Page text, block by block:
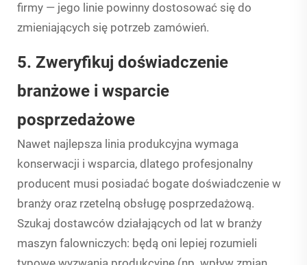
firmy — jego linie powinny dostosować się do
zmieniających się potrzeb zamówień.
5. Zweryfikuj doświadczenie
branżowe i wsparcie
posprzedażowe
Nawet najlepsza linia produkcyjna wymaga
konserwacji i wsparcia, dlatego profesjonalny
producent musi posiadać bogate doświadczenie w
branży oraz rzetelną obsługę posprzedażową.
Szukaj dostawców działających od lat w branży
maszyn falowniczych: będą oni lepiej rozumieli